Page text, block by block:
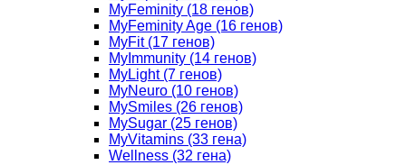
MyFeminity (18 генов)
MyFeminity Age (16 генов)
MyFit (17 генов)
MyImmunity (14 генов)
MyLight (7 генов)
MyNeuro (10 генов)
MySmiles (26 генов)
MySugar (25 генов)
MyVitamins (33 гена)
Wellness (32 гена)